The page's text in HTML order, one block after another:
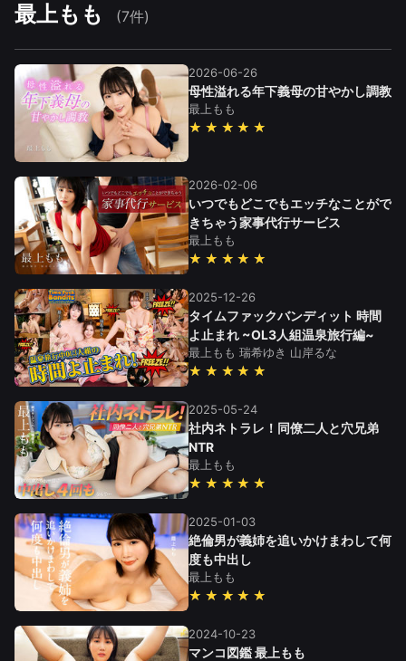
最上もも (7件)
2026-06-26
母性溢れる年下義母の甘やかし調教
最上もも
★★★★★
2026-02-06
いつでもどこでもエッチなことがで
きちゃう家事代行サービス
最上もも
★★★★★
2025-12-26
タイムファックバンディット 時間
よ止まれ ~OL3人組温泉旅行編~
最上もも 瑞希ゆき 山岸るな
★★★★★
2025-05-24
社内ネトラレ！同僚二人と穴兄弟
NTR
最上もも
★★★★★
2025-01-03
絶倫男が義姉を追いかけまわして何
度も中出し
最上もも
★★★★★
2024-10-23
マンコ図鑑 最上もも